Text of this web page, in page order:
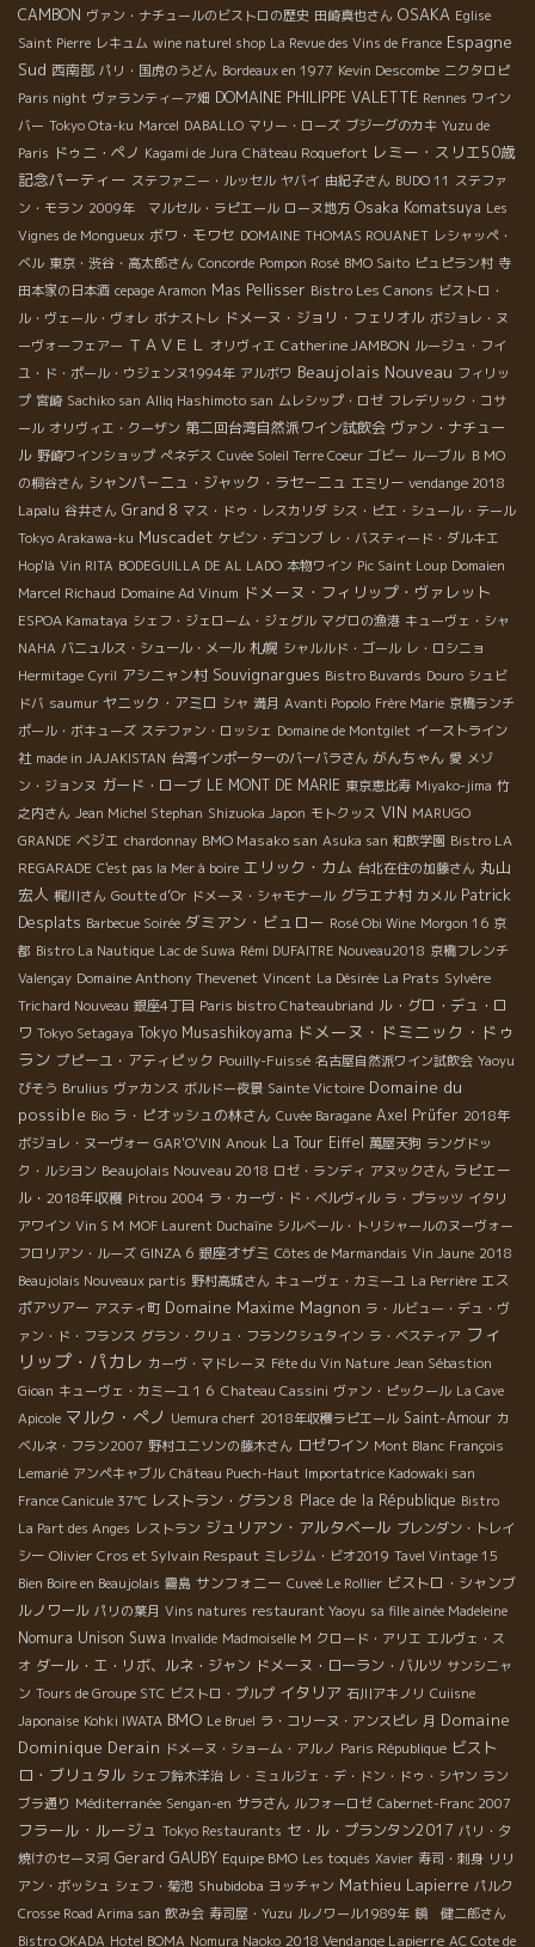
CAMBON ヴァン・ナチュールのビストロの歴史 田崎真也さん OSAKA Eglise
Saint Pierre レキュム wine naturel shop La Revue des Vins de France Espagne
Sud 西南部 パリ・国虎のうどん Bordeaux en 1977 Kevin Descombe ニクタロピ
Paris night ヴァランティーア畑 DOMAINE PHILIPPE VALETTE Rennes ワイン
バー Tokyo Ota-ku Marcel DABALLO マリー・ローズ ブジーグのカキ Yuzu de
Paris ドゥニ・ペノ Kagami de Jura Château Roquefort レミー・スリエ50歳
記念パーティー ステファニー・ルッセル ヤバイ 由紀子さん BUDO 11 ステファ
ン・モラン 2009年 マルセル・ラピエール ローヌ地方 Osaka Komatsuya Les
Vignes de Mongueux ボワ・モワセ DOMAINE THOMAS ROUANET レシャッペ・
ベル 東京・渋谷・高太郎さん Concorde Pompon Rosé BMO Saito ピュピラン村 寺
田本家の日本酒 cepage Aramon Mas Pellisser Bistro Les Canons ビストロ・
ル・ヴェール・ヴォレ ボナストレ ドメーヌ・ジョリ・フェリオル ボジョレ・ヌ
ーヴォーフェアー ＴＡＶＥＬ オリヴィエ Catherine JAMBON ルージュ・フイ
ユ・ド・ポール・ウジェンヌ1994年 アルボワ Beaujolais Nouveau フィリッ
プ 宮崎 Sachiko san Alliq Hashimoto san ムレシップ・ロゼ フレデリック・コサ
ール オリヴィエ・クーザン 第二回台湾自然派ワイン試飲会 ヴァン・ナチュー
ル 野崎ワインショップ ぺネデス Cuvée Soleil Terre Coeur ゴビー ルーブル ＢＭО
の桐谷さん シャンパ－ニュ・ジャック・ラセ－ニュ エミリー vendange 2018
Lapalu 谷井さん Grand 8 マス・ドゥ・レスカリダ シス・ピエ・シュール・テール
Tokyo Arakawa-ku Muscadet ケビン・デコンブ レ・バスティード・ダルキエ
Hop'là Vin RITA BODEGUILLA DE AL LADO 本物ワイン Pic Saint Loup Domaien
Marcel Richaud Domaine Ad Vinum ドメーヌ・フィリップ・ヴァレット
ESPOA Kamataya シェフ・ジェローム・ジェグル マグロの漁港 キューヴェ・シャ
NAHA バニュルス・シュール・メール 札幌 シャルルド・ゴール レ・ロシニョ
Hermitage Cyril アシニャン村 Souvignargues Bistro Buvards Douro シュビ
ドバ saumur ヤニック・アミロ シャ 満月 Avanti Popolo Frère Marie 京橋ランチ
ポール・ボキューズ ステファン・ロッシェ Domaine de Montgilet イーストライン
社 made in JAJAKISTAN 台湾インポーターのバーバラさん がんちゃん 愛 メゾ
ン・ジョンヌ ガード・ローブ LE MONT DE MARIE 東京恵比寿 Miyako-jima 竹
之内さん Jean Michel Stephan Shizuoka Japon モトクッス VIN MARUGO
GRANDE ベジエ chardonnay BMO Masako san Asuka san 和飲学園 Bistro LA
REGARADE C'est pas la Mer à boire エリック・カム 台北在住の加藤さん 丸山
宏人 梶川さん Goutte d’Or ドメーヌ・シャモナール グラエナ村 カメル Patrick
Desplats Barbecue Soirée ダミアン・ビュロー Rosé Obi Wine Morgon 16 京
都 Bistro La Nautique Lac de Suwa Rémi DUFAITRE Nouveau2018 京橋フレンチ
Valençay Domaine Anthony Thevenet Vincent La Désirée La Prats Sylvère
Trichard Nouveau 銀座4丁目 Paris bistro Chateaubriand ル・グロ・デュ・ロ
ワ Tokyo Setagaya Tokyo Musashikoyama ドメーヌ・ドミニック・ドゥ
ラン プピーユ・アティピック Pouilly-Fuissé 名古屋自然派ワイン試飲会 Yaoyu
びそう Brulius ヴァカンス ボルドー夜景 Sainte Victoire Domaine du
possible Bio ラ・ピオッシュの林さん Cuvée Baragane Axel Prüfer 2018年
ボジョレ・ヌーヴォー GAR'O'VIN Anouk La Tour Eiffel 萬屋天狗 ラングドッ
ク・ルシヨン Beaujolais Nouveau 2018 ロゼ・ランディ アヌックさん ラピエー
ル・2018年収穫 Pitrou 2004 ラ・カーヴ・ド・ベルヴィル ラ・プラッツ イタリ
アワイン Vin S M MOF Laurent Duchaîne シルベール・トリシャールのヌーヴォー
フロリアン・ルーズ GINZA 6 銀座オザミ Côtes de Marmandais Vin Jaune 2018
Beaujolais Nouveaux partis 野村高城さん キューヴェ・カミーユ La Perrière エス
ポアツアー アスティ町 Domaine Maxime Magnon ラ・ルビュー・デュ・ヴ
ァン・ド・フランス グラン・クリュ・フランクシュタイン ラ・ベスティア フィ
リップ・パカレ カーヴ・マドレーヌ Fête du Vin Nature Jean Sébastion
Gioan キューヴェ・カミーユ１６ Chateau Cassini ヴァン・ピックール La Cave
Apicole マルク・ぺノ Uemura cherf 2018年収穫ラピエール Saint-Amour カ
ベルネ・フラン2007 野村ユニソンの藤木さん ロゼワイン Mont Blanc François
Lemarié アンペキャブル Château Puech-Haut Importatrice Kadowaki san
France Canicule 37℃ レストラン・グラン８ Place de la République Bistro
La Part des Anges レストラン ジュリアン・アルタベール ブレンダン・トレイ
シー Olivier Cros et Sylvain Respaut ミレジム・ビオ2019 Tavel Vintage 15
Bien Boire en Beaujolais 霧島 サンフォニー Cuveé Le Rollier ビストロ・シャンブ
ルノワール パリの葉月 Vins natures restaurant Yaoyu sa fille ainée Madeleine
Nomura Unison Suwa Invalide Madmoiselle M クロード・アリエ エルヴェ・ス
オ ダール・エ・リボ、ルネ・ジャン ドメーヌ・ローラン・バルツ サンシニャ
ン Tours de Groupe STC ビストロ・プルプ イタリア 石川アキノリ Cuiisne
Japonaise Kohki IWATA BMO Le Bruel ラ・コリーヌ・アンスピレ 月 Domaine
Dominique Derain ドメーヌ・ショーム・アルノ Paris République ビスト
ロ・ブリュタル シェフ鈴木洋治 レ・ミュルジェ・デ・ドン・ドゥ・シヤン ラン
ブラ通り Méditerranée Sengan-en サラさん ルフォーロゼ Cabernet-Franc 2007
フラール・ルージュ Tokyo Restaurants セ・ル・プランタン2017 パリ・夕
焼けのセーヌ河 Gerard GAUBY Equipe BMO Les toqués Xavier 寿司・刺身 リリ
アン・ボッシュ シェフ・菊池 Shubidoba ヨッチャン Mathieu Lapierre パルク
Crosse Road Arima san 飲み会 寿司屋・Yuzu ルノワール1989年 鏡 健二郎さん
Bistro OKADA Hotel BOMA Nomura Naoko 2018 Vendange Lapierre AC Cote de